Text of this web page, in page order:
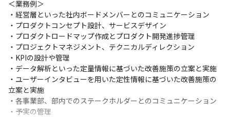
＜業務例＞
・経営層といった社内ボードメンバーとのコミュニケーション
・プロダクトコンセプト設計、サービスデザイン
・プロダクトロードマップ作成とプロダクト開発進捗管理
・プロジェクトマネジメント、テクニカルディレクション
・KPIの設計や管理
・データ解析といった定量情報に基づいた改善施策の立案と実施
・ユーザーインタビューを用いた定性情報に基づいた改善施策の
立案と実施
・各事業部、部内でのステークホルダーとのコミュニケーション
・予実の管理